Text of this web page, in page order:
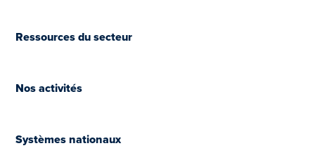
Ressources du secteur
Nos activités
Systèmes nationaux